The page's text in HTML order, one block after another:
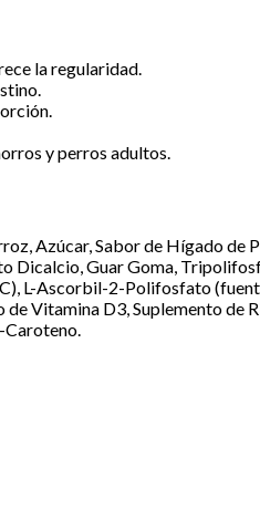
la regularidad.
y perros adultos.
Azúcar, Sabor de Hígado
Dicalcio, Guar Goma,
L-Ascorbil-2-Polifosfato
Vitamina D3, Suplemento